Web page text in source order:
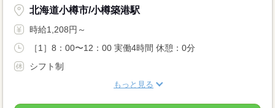
北海道小樽市/小樽築港駅
時給1,208円～
［1］8：00〜12：00 実働4時間 休憩：0分
シフト制
もっと見る